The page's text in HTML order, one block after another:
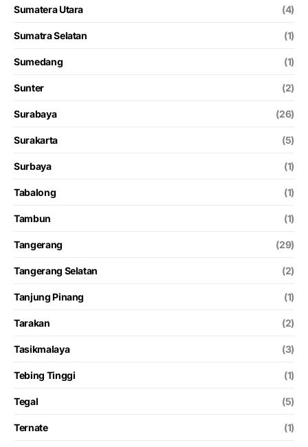
Sumatera Utara (4)
Sumatra Selatan (1)
Sumedang (1)
Sunter (2)
Surabaya (26)
Surakarta (5)
Surbaya (1)
Tabalong (1)
Tambun (1)
Tangerang (29)
Tangerang Selatan (2)
Tanjung Pinang (1)
Tarakan (2)
Tasikmalaya (3)
Tebing Tinggi (1)
Tegal (5)
Ternate (1)